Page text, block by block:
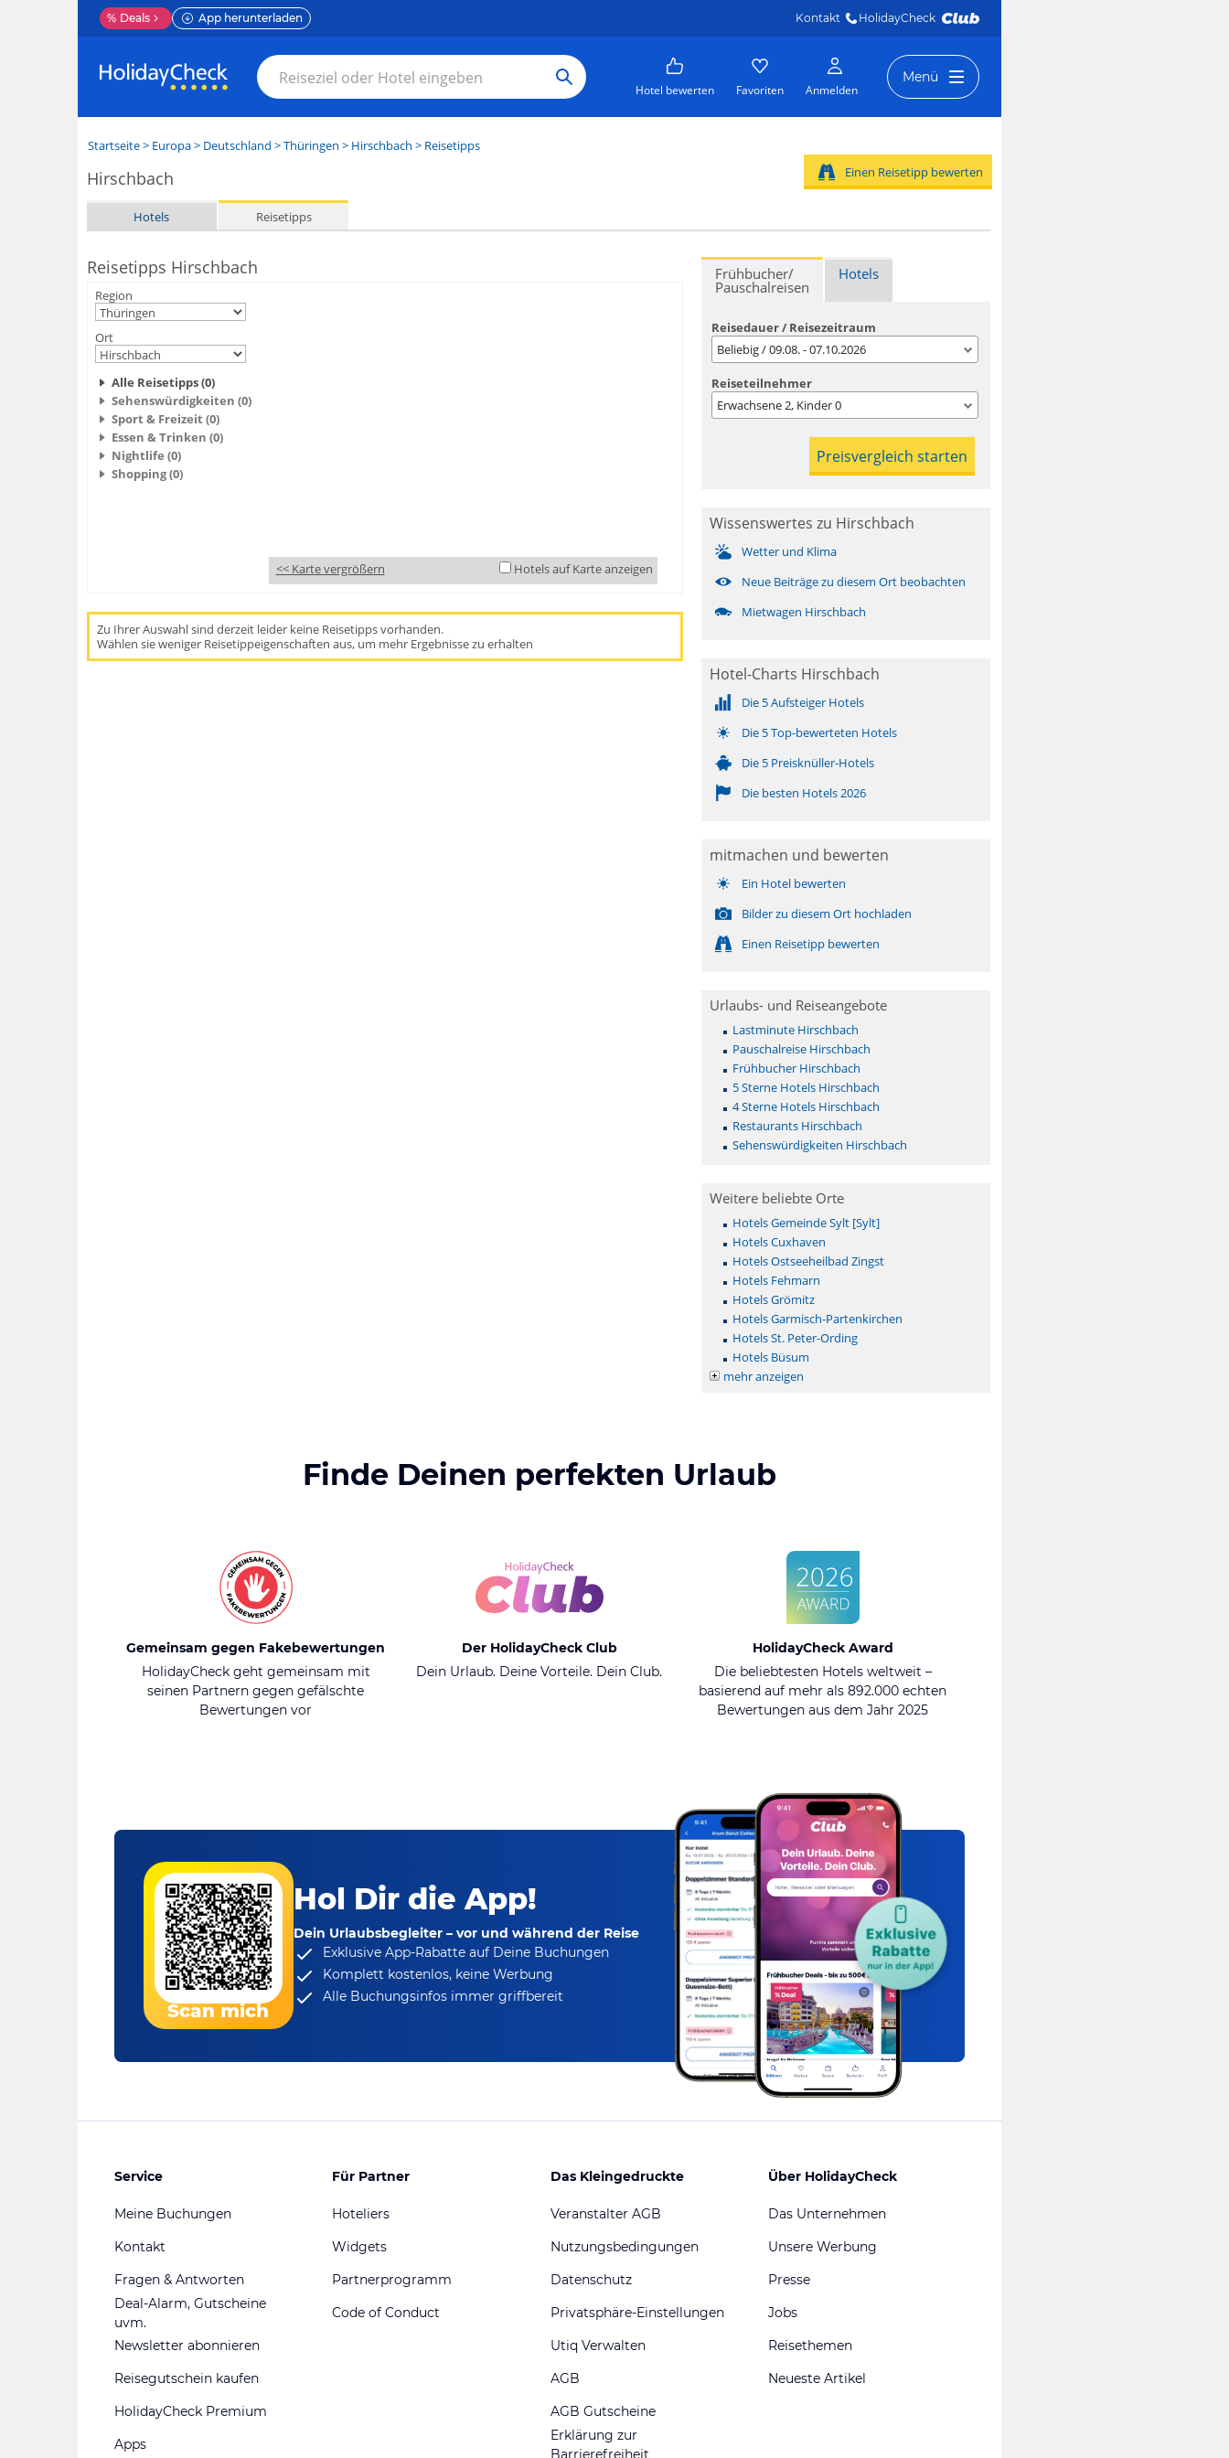
% Deals App herunterladen Kontakt HolidayCheck
Hotel bewerten Favoriten Anmelden
Menü
Startseite> Europa> Deutschland >Thüringen > Hirschbach > Reisetipps
Hirschbach
Hotels Reisetipps
Einen Reisetipp bewerten
Reisetipps Hirschbach
Region
Ort
Alle Reisetipps (0)
Sehenswürdigkeiten (0)
Sport & Freizeit (0)
Essen & Trinken (0)
Nightlife (0)
Shopping (0)
<< Karte vergrößern Hotels auf Karte anzeigen
Zu Ihrer Auswahl sind derzeit leider keine Reisetipps vorhanden.
Wählen sie weniger Reisetippeigenschaften aus, um mehr Ergebnisse zu erhalten
Frühbucher/
Pauschalreisen
Hotels
Reisedauer / Reisezeitraum
Beliebig / 09.08. - 07.10.2026
Reiseteilnehmer
Erwachsene2, Kinder0
Wissenswertes zu Hirschbach
Wetter und Klima
Neue Beiträge zu diesem Ort beobachten
Mietwagen Hirschbach
Hotel-Charts Hirschbach
Die 5 Aufsteiger Hotels
Die 5 Top-bewerteten Hotels
Die 5 Preisknüller-Hotels
Die besten Hotels 2026
mitmachen und bewerten
Ein Hotel bewerten
Bilder zu diesem Ort hochladen
Einen Reisetipp bewerten
Urlaubs- und Reiseangebote
Lastminute Hirschbach
Pauschalreise Hirschbach
Frühbucher Hirschbach
5 Sterne Hotels Hirschbach
4 Sterne Hotels Hirschbach
Restaurants Hirschbach
Sehenswürdigkeiten Hirschbach
Weitere beliebte Orte
Hotels Gemeinde Sylt [Sylt]
Hotels Cuxhaven
Hotels Ostseeheilbad Zingst
Hotels Fehmarn
Hotels Grömitz
Hotels Garmisch-Partenkirchen
Hotels St. Peter-Ording
Hotels Büsum
mehr anzeigen
Finde Deinen perfekten Urlaub
Gemeinsam gegen Fakebewertungen
HolidayCheck geht gemeinsam mit
seinen Partnern gegen gefälschte
Bewertungen vor
Der HolidayCheck Club
Dein Urlaub. Deine Vorteile. Dein Club.
HolidayCheck Award
Die beliebtesten Hotels weltweit –
basierend auf mehr als 892.000 echten
Bewertungen aus dem Jahr 2025
Scan mich
Hol Dir die App!
Dein Urlaubsbegleiter – vor und während der Reise
Exklusive App-Rabatteauf Deine Buchungen
Komplett kostenlos, keine Werbung
Alle Buchungsinfos immer griffbereit
Service
Meine Buchungen
Kontakt
Fragen & Antworten
Deal-Alarm, Gutscheine
uvm.
Newsletter abonnieren
Reisegutschein kaufen
HolidayCheck Premium
Apps
Für Partner
Hoteliers
Widgets
Partnerprogramm
Code of Conduct
Das Kleingedruckte
Veranstalter AGB
Nutzungsbedingungen
Datenschutz
Privatsphäre-Einstellungen
Utiq Verwalten
AGB
AGB Gutscheine
Erklärung zur
Barrierefreiheit
Über HolidayCheck
Das Unternehmen
Unsere Werbung
Presse
Jobs
Reisethemen
Neueste Artikel